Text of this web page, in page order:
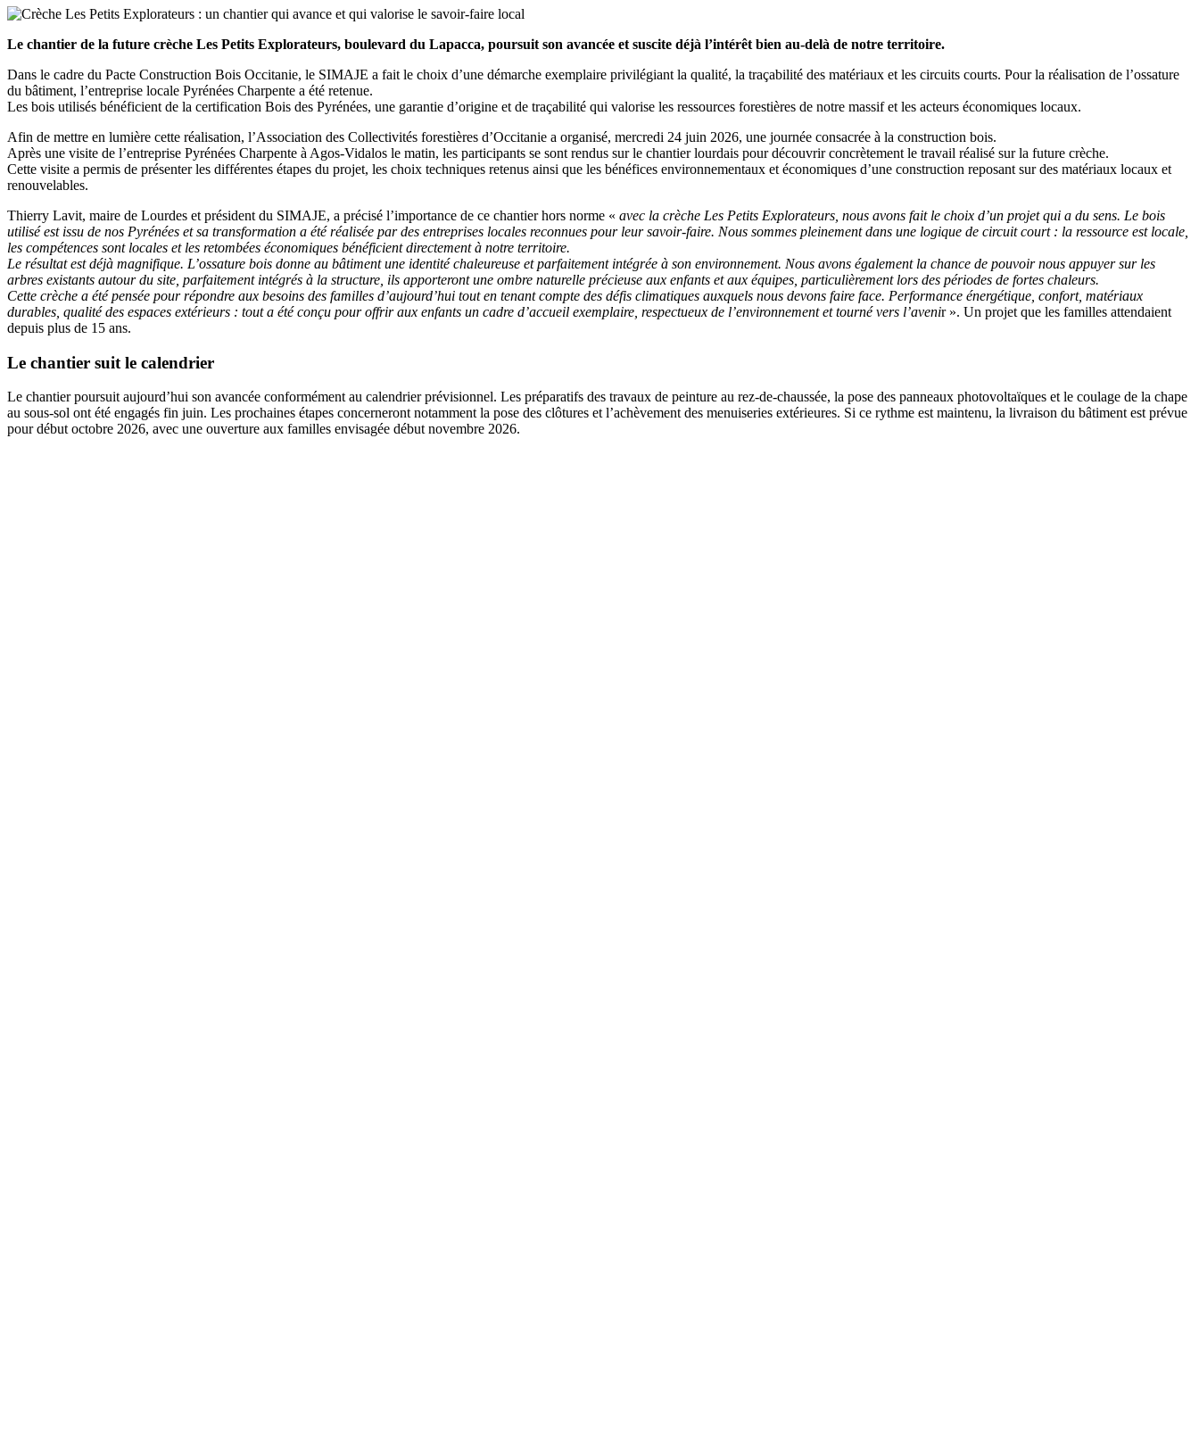
Le chantier de la future crèche Les Petits Explorateurs, boulevard du Lapacca, poursuit son avancée et suscite déjà l’intérêt bien au-delà de notre territoire.
Dans le cadre du Pacte Construction Bois Occitanie, le SIMAJE a fait le choix d’une démarche exemplaire privilégiant la qualité, la traçabilité des matériaux et les circuits courts. Pour la réalisation de l’ossature
du bâtiment, l’entreprise locale Pyrénées Charpente a été retenue.
Les bois utilisés bénéficient de la certification Bois des Pyrénées, une garantie d’origine et de traçabilité qui valorise les ressources forestières de notre massif et les acteurs économiques locaux.
Afin de mettre en lumière cette réalisation, l’Association des Collectivités forestières d’Occitanie a organisé, mercredi 24 juin 2026, une journée consacrée à la construction bois.
Après une visite de l’entreprise Pyrénées Charpente à Agos-Vidalos le matin, les participants se sont rendus sur le chantier lourdais pour découvrir concrètement le travail réalisé sur la future crèche.
Cette visite a permis de présenter les différentes étapes du projet, les choix techniques retenus ainsi que les bénéfices environnementaux et économiques d’une construction reposant sur des matériaux locaux et
renouvelables.
Thierry Lavit, maire de Lourdes et président du SIMAJE, a précisé l’importance de ce chantier hors norme « avec la crèche Les Petits Explorateurs, nous avons fait le choix d’un projet qui a du sens. Le bois
utilisé est issu de nos Pyrénées et sa transformation a été réalisée par des entreprises locales reconnues pour leur savoir-faire. Nous sommes pleinement dans une logique de circuit court : la ressource est locale,
les compétences sont locales et les retombées économiques bénéficient directement à notre territoire.
Le résultat est déjà magnifique. L’ossature bois donne au bâtiment une identité chaleureuse et parfaitement intégrée à son environnement. Nous avons également la chance de pouvoir nous appuyer sur les
arbres existants autour du site, parfaitement intégrés à la structure, ils apporteront une ombre naturelle précieuse aux enfants et aux équipes, particulièrement lors des périodes de fortes chaleurs.
Cette crèche a été pensée pour répondre aux besoins des familles d’aujourd’hui tout en tenant compte des défis climatiques auxquels nous devons faire face. Performance énergétique, confort, matériaux
durables, qualité des espaces extérieurs : tout a été conçu pour offrir aux enfants un cadre d’accueil exemplaire, respectueux de l’environnement et tourné vers l’avenir ». Un projet que les familles attendaient
depuis plus de 15 ans.
Le chantier suit le calendrier
Le chantier poursuit aujourd’hui son avancée conformément au calendrier prévisionnel. Les préparatifs des travaux de peinture au rez-de-chaussée, la pose des panneaux photovoltaïques et le coulage de la chape
au sous-sol ont été engagés fin juin. Les prochaines étapes concerneront notamment la pose des clôtures et l’achèvement des menuiseries extérieures. Si ce rythme est maintenu, la livraison du bâtiment est prévue
pour début octobre 2026, avec une ouverture aux familles envisagée début novembre 2026.